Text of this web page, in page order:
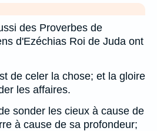
des Proverbes de
d'Ezéchias Roi de Juda ont
de celer la chose; et la gloire
les affaires.
sonder les cieux à cause de
à cause de sa profondeur;